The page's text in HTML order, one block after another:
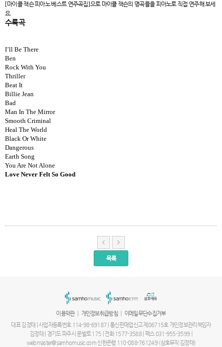
[마이클 잭슨 피아노 베스트 연주곡집]으로 마이클 잭슨의 명곡들을 피아노로 직접 연주해 보세
요.
수록곡
I’ll Be There
Ben
Rock With You
Thriller
Beat It
Billie Jean
Bad
Man In The Mirror
Smooth Criminal
Heal The World
Black Or White
Dangerous
Earth Song
You Are Not Alone
Love Never Felt So Good
목록
이용약관 개인정보취급방침
이메일무단수집거부
대표 김정태 | 사업자등록번호 114-98-69187 | 통신판매업신고 제06715호 개인정보관리책임자
김정태 | 경기도 파주시 문발로 175 | 전화 1577-3588 | 팩스 031-955-3599 |
webmaster@samhomusic.com 신한은행 110-088-761249 (삼호뮤직:김정태)